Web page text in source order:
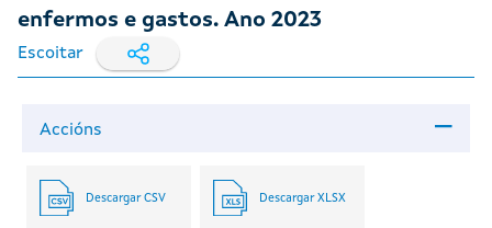
enfermos e gastos. Ano 2023
Escoitar
Accións
Descargar CSV Descargar XLSX